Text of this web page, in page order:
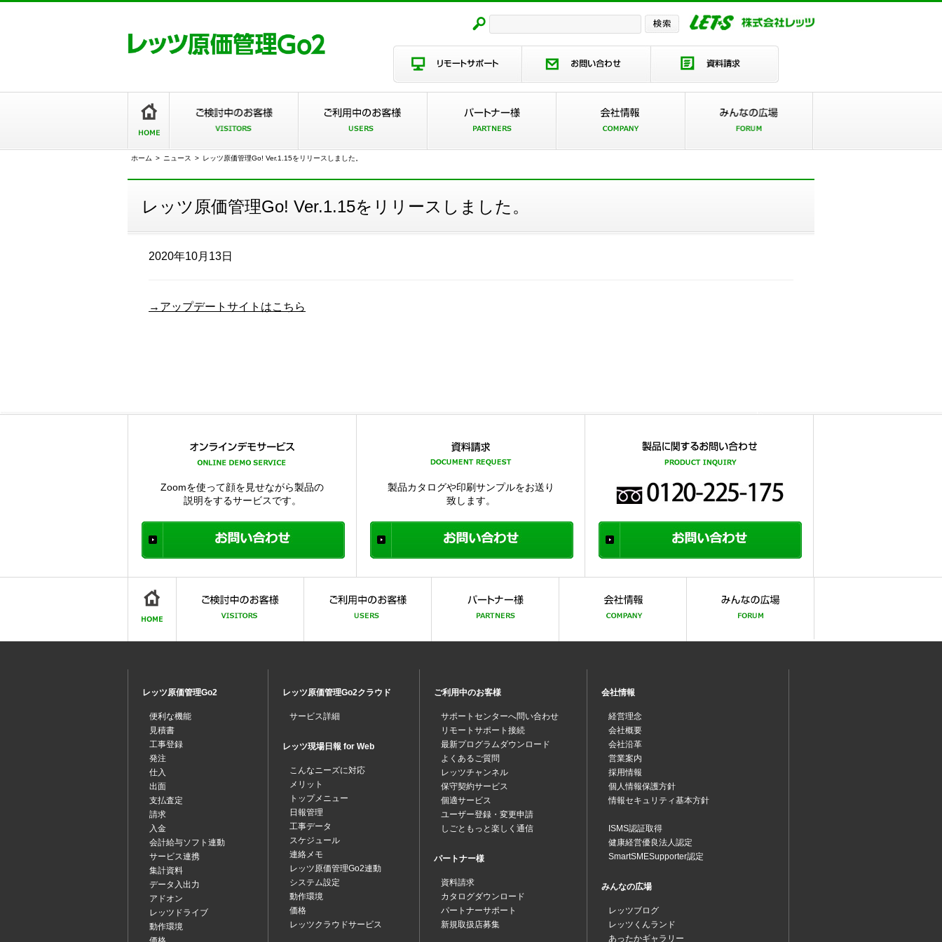
ホーム > ニュース > レッツ原価管理Go! Ver.1.15をリリースしました。
レッツ原価管理Go! Ver.1.15をリリースしました。
2020年10月13日
→アップデートサイトはこちら
Zoomを使って顔を見せながら製品の
説明をするサービスです。
製品カタログや印刷サンプルをお送り
致します。
レッツ原価管理Go2
便利な機能
見積書
工事登録
発注
仕入
出面
支払査定
請求
入金
会計給与ソフト連動
サービス連携
集計資料
データ入出力
アドオン
レッツドライブ
動作環境
レッツ原価管理Go2クラウド
サービス詳細
レッツ現場日報 for Web
こんなニーズに対応
メリット
トップメニュー
日報管理
工事データ
スケジュール
連絡メモ
レッツ原価管理Go2連動
システム設定
動作環境
価格
レッツクラウドサービス
ご利用中のお客様
サポートセンターへ問い合わせ
リモートサポート接続
最新プログラムダウンロード
よくあるご質問
レッツチャンネル
保守契約サービス
個適サービス
ユーザー登録・変更申請
しごともっと楽しく通信
パートナー様
資料請求
カタログダウンロード
パートナーサポート
新規取扱店募集
会社情報
経営理念
会社概要
会社沿革
営業案内
採用情報
個人情報保護方針
情報セキュリティ基本方針
ISMS認証取得
健康経営優良法人認定
SmartSMESupporter認定
みんなの広場
レッツブログ
レッツくんランド
あったかギャラリー